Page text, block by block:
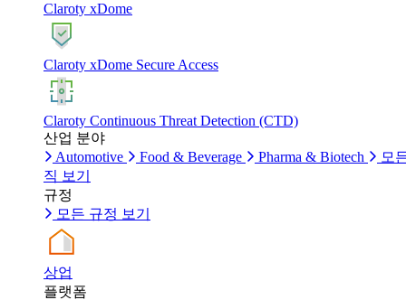
Claroty xDome
Claroty xDome Secure Access
Claroty Continuous Threat Detection (CTD)
산업 분야
Automotive
Food & Beverage Pharma & Biotech
모
직 보기
규정
모든 규정 보기
상업
플랫폼